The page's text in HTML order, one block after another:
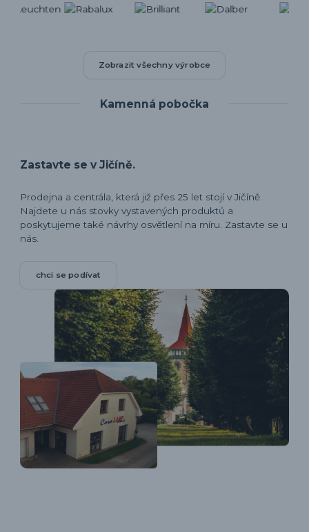
Zobrazit všechny výrobce
Kamenná pobočka
Zastavte se v Jičíně.
Prodejna a centrála, která již přes 25 let stojí v Jičíně.
Najdete u nás stovky vystavených produktů a
poskytujeme také návrhy osvětlení na míru. Zastavte se u
nás.
chci se podívat